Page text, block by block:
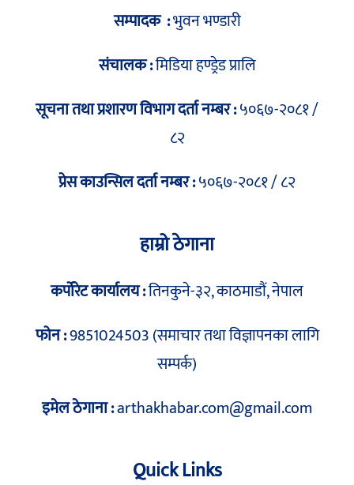
सम्पादक :भुवन भण्डारी
संचालक :मिडिया हण्ड्रेड प्रालि
सूचना तथा प्रशारण विभाग दर्ता नम्बर :५०६७-२०८१ /
८२
प्रेस काउन्सिल दर्ता नम्बर :५०६७-२०८१ / ८२
हाम्रो ठेगाना
कर्पोरेट कार्यालय :तिनकुने-३२, काठमाडौं, नेपाल
फोन :9851024503 (समाचार तथा विज्ञापनका लागि
सम्पर्क)
इमेल ठेगाना :arthakhabar.com@gmail.com
Quick Links